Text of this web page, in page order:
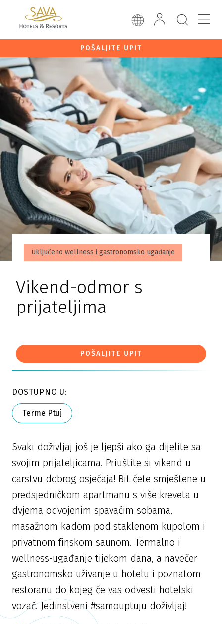
POŠALJITE UPIT
Uključeno wellness i gastronomsko ugađanje
Vikend-odmor s
prijateljima
POŠALJITE UPIT
DOSTUPNO U:
Terme Ptuj
Svaki doživljaj još je ljepši ako ga dijelite sa
svojim prijateljicama. Priuštite si vikend u
carstvu dobrog osjećaja! Bit ćete smještene u
predsjedničkom apartmanu s više kreveta u
dvjema odvojenim spavaćim sobama,
masažnom kadom pod staklenom kupolom i
privatnom finskom saunom. Termalno i
wellness-ugađanje tijekom dana, a navečer
gastronomsko uživanje u hotelu i poznatom
restoranu do kojeg će vas odvesti hotelski
vozač. Jedinstveni #samouptuju doživljaj!